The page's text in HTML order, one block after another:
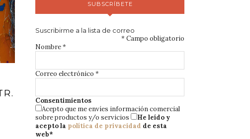
SUBSCRÍBETE
Suscribirme a la lista de correo
* Campo obligatorio
Nombre*
Correo electrónico *
Consentimientos
Acepto que me envíes información comercial
sobre productos y/o servicios
He leído y
acepto la política de privacidad de esta
web*